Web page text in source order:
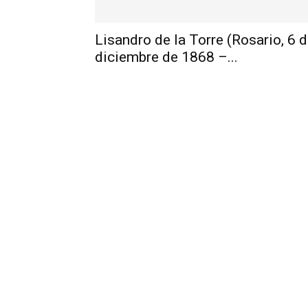
Lisandro de la Torre (Rosario, 6
diciembre de 1868 –...